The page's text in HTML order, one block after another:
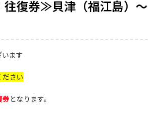
往復券≫貝津（福江島）
ます
さい
券となります。